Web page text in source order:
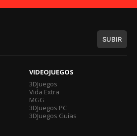
SUBIR
VIDEOJUEGOS
3DJuegos
Vida Extra
MGG
3DJuegos PC
3DJuegos Guías